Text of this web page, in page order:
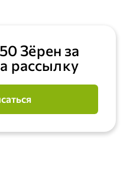
Зёрен за
рассылку